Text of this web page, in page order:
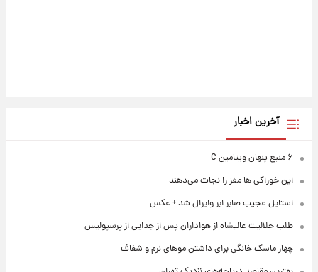
آخرین اخبار
۶ منبع پنهان ویتامین C
این خوراکی ها مغز را نجات می‌دهند
استایل عجیب صابر ابر وایرال شد + عکس
طلب حلالیت عالیشاه از هواداران پس از جدایی از پرسپولیس
چهار ماسک خانگی برای داشتن موهای نرم و شفاف